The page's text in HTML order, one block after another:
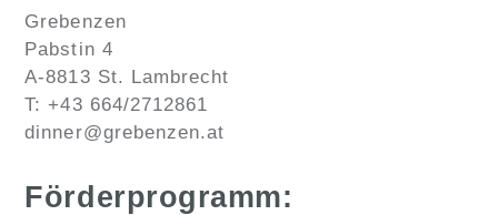
Grebenzen
Pabstin 4
A-8813 St. Lambrecht
T: +43 664/2712861
dinner@grebenzen.at
Förderprogramm: